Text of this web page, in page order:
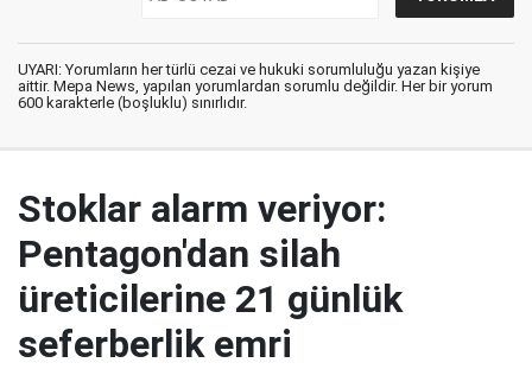
UYARI: Yorumların her türlü cezai ve hukuki sorumluluğu yazan kişiye
aittir. Mepa News, yapılan yorumlardan sorumlu değildir. Her bir yorum
600 karakterle (boşluklu) sınırlıdır.
Stoklar alarm veriyor:
Pentagon'dan silah
üreticilerine 21 günlük
seferberlik emri